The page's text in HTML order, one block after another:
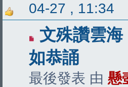
04-27 , 11:34
文殊讚雲
如恭誦
最後發表 由 懸